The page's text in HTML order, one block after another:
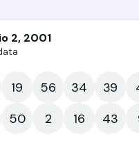
2, 2001
19 56 34 39
50 2 16 43